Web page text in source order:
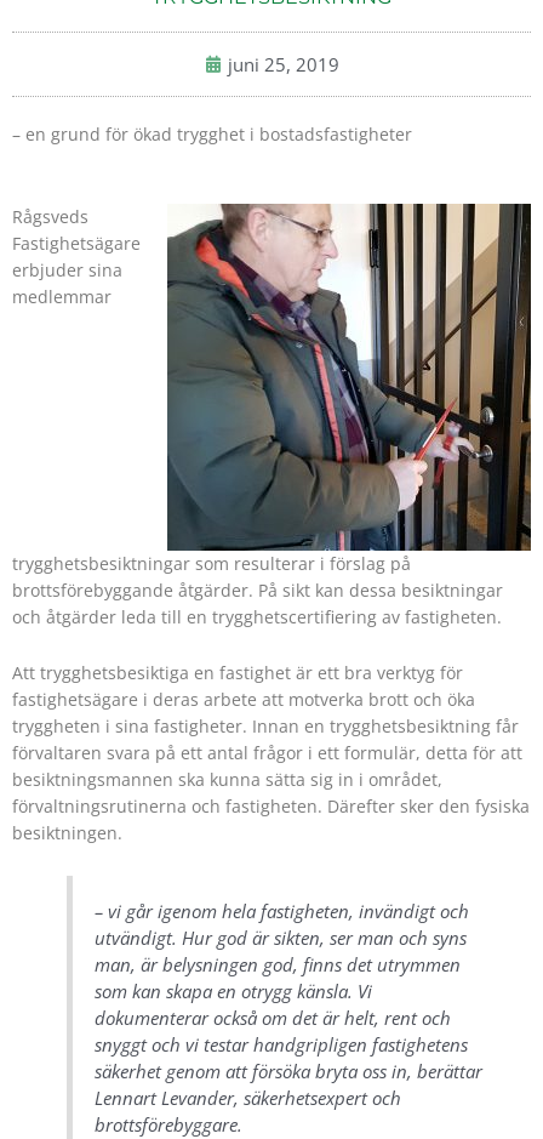
juni 25, 2019
– en grund för ökad trygghet i bostadsfastigheter
Rågsveds
Fastighetsägare
erbjuder sina
medlemmar
trygghetsbesiktningar som resulterar i förslag på
brottsförebyggande åtgärder. På sikt kan dessa besiktningar
och åtgärder leda till en trygghetscertifiering av fastigheten.
Att trygghetsbesiktiga en fastighet är ett bra verktyg för
fastighetsägare i deras arbete att motverka brott och öka
tryggheten i sina fastigheter. Innan en trygghetsbesiktning får
förvaltaren svara på ett antal frågor i ett formulär, detta för att
besiktningsmannen ska kunna sätta sig in i området,
förvaltningsrutinerna och fastigheten. Därefter sker den fysiska
besiktningen.
– vi går igenom hela fastigheten, invändigt och
utvändigt. Hur god är sikten, ser man och syns
man, är belysningen god, finns det utrymmen
som kan skapa en otrygg känsla. Vi
dokumenterar också om det är helt, rent och
snyggt och vi testar handgripligen fastighetens
säkerhet genom att försöka bryta oss in, berättar
Lennart Levander, säkerhetsexpert och
brottsförebyggare.